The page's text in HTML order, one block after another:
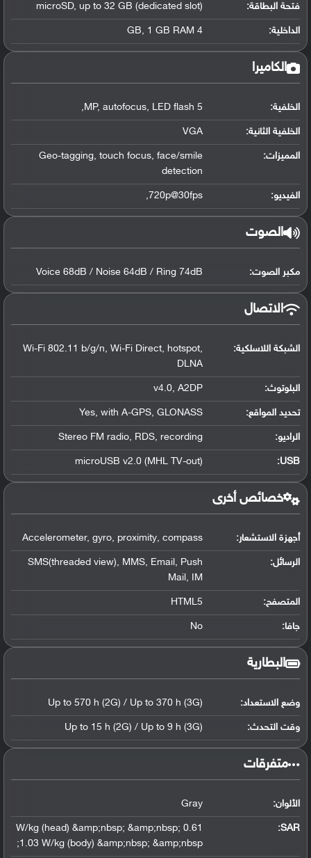
فتحة البطاقة: microSD, up to 32 GB (dedicated slot)
الداخلية: 4 GB, 1 GB RAM
الكاميرا
الخلفية: 5 MP, autofocus, LED flash,
الخلفية الثانية: VGA
المميزات:
Geo-tagging, touch focus, face/smile
detection
الفيديو: 720p@30fps,
الصوت
مكبر الصوت: Voice 68dB / Noise 64dB / Ring 74dB
الاتصال
الشبكة اللاسلكية:
Wi-Fi 802.11 b/g/n, Wi-Fi Direct, hotspot,
DLNA
البلوتوث:
v4.0, A2DP
تحديد المواقع:
Yes, with A-GPS, GLONASS
الراديو: Stereo FM radio, RDS, recording
USB
:
microUSB v2.0 (MHL TV-out)
خصائص أخرى
أجهزة الاستشعار: Accelerometer, gyro, proximity, compass
الرسائل:
SMS(threaded view), MMS, Email, Push
Mail, IM
المتصفح: HTML5
جافا: No
البطارية
وضع الاستعداد: Up to 570 h (2G) / Up to 370 h (3G)
وقت التحدث: Up to 15 h (2G) / Up to 9 h (3G)
‏متفرقات‏
الألوان: Gray
SAR
:
0.61 W/kg (head) &amp;nbsp; &amp;nbsp;
1.03 W/kg (body) &amp;nbsp; &amp;nbsp;